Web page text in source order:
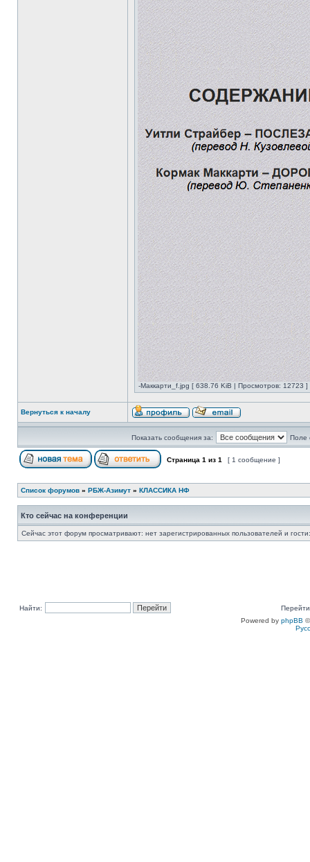
-Маккарти_f.jpg [ 638.76 KiB | Просмотров: 12723 ]
Вернуться к началу
Показать сообщения за: Поле
Страница 1 из 1 [ 1 сообщение ]
Список форумов » РБЖ-Азимут » КЛАССИКА НФ
Кто сейчас на конференции
Сейчас этот форум просматривают: нет зарегистрированных пользователей и
Найти:
Powered by phpBB